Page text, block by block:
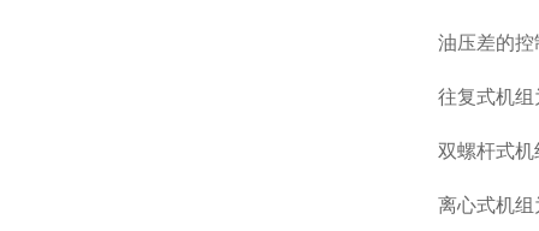
油压差的控
往复式机组
双螺杆式机
离心式机组